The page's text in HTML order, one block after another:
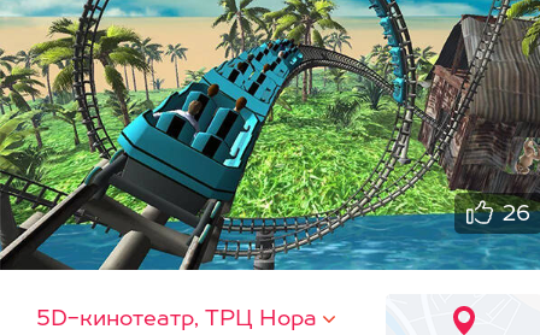
26
5D-кинотеатр, ТРЦ Нора